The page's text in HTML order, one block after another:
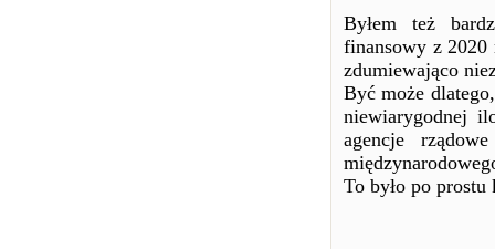
Byłem też
finansowy z 2020
zdumiewająco
Być może
niewiarygodnej
agencje
To było po